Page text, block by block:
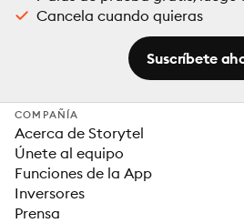
Cancela cuando quieras
Suscríbete
COMPAÑÍA
Acerca de Storytel
Únete al equipo
Funciones de la App
Inversores
Prensa